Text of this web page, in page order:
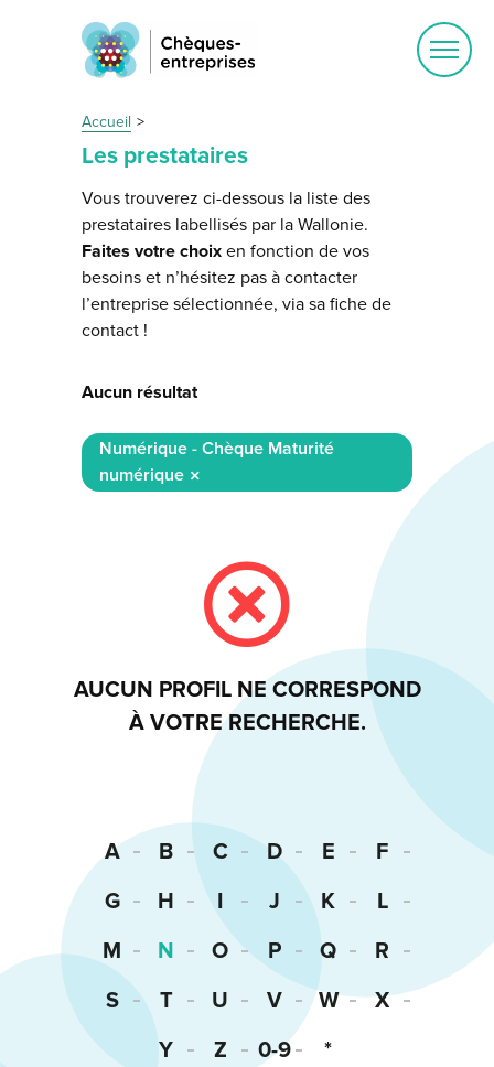
Accueil
Les prestataires
Vous trouverez ci-dessous la liste des
prestataires labellisés par la Wallonie.
Faites votre choix en fonction de vos
besoins et n’hésitez pas à contacter
l’entreprise sélectionnée, via sa fiche de
contact !
Aucun résultat
Numérique - Chèque Maturité
numérique
AUCUN PROFIL NE CORRESPOND
À VOTRE RECHERCHE.
A B C D E
F
G
H I J K
L
M
N O P Q
R
S
T U V W
X
Y
Z 0-9 *
Ouvrir
le